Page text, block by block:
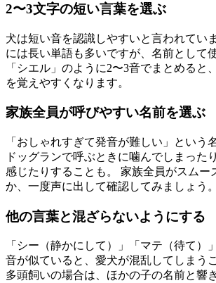
2〜3文字の短い言葉を選ぶ
犬は短い音を認識しやすいと言われてい
には長い単語も多いですが、名前として
「シエル」のように2〜3音でまとめると
を覚えやすくなります。
家族全員が呼びやすい名前を選ぶ
「おしゃれすぎて発音が難しい」という
ドッグランで呼ぶときに噛んでしまった
感じたりすることも。 家族全員がスムー
か、一度声に出して確認してみましょう。
他の言葉と混ざらないようにする
「シー（静かにして）」「マテ（待て）
音が似ていると、愛犬が混乱してしまう
多頭飼いの場合は、ほかの子の名前と響